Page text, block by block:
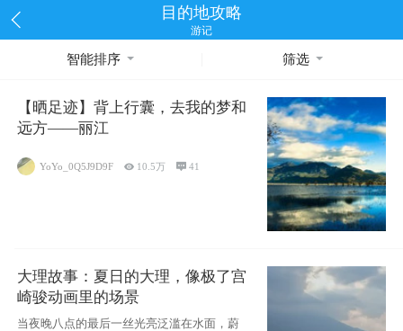
目的地攻略
游记
智能排序 筛选
【晒足迹】背上行囊，去我的梦和
远方——丽江
YoYo_0Q5J9D9F  10.5万 41
大理故事：夏日的大理，像极了宫
崎骏动画里的场景
当夜晚八点的最后一丝光亮泛滥在水面，蔚